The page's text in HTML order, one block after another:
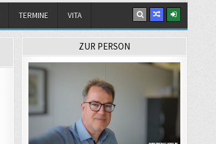
TERMINE VITA
ZUR PERSON